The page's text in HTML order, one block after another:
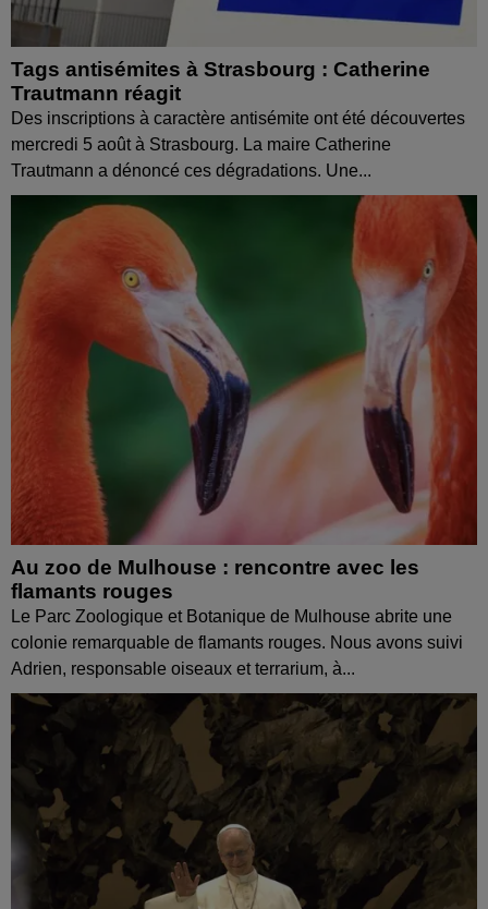
Tags antisémites à Strasbourg : Catherine
Trautmann réagit
Des inscriptions à caractère antisémite ont été découvertes
mercredi 5 août à Strasbourg. La maire Catherine
Trautmann a dénoncé ces dégradations. Une...
Au zoo de Mulhouse : rencontre avec les
flamants rouges
Le Parc Zoologique et Botanique de Mulhouse abrite une
colonie remarquable de flamants rouges. Nous avons suivi
Adrien, responsable oiseaux et terrarium, à...